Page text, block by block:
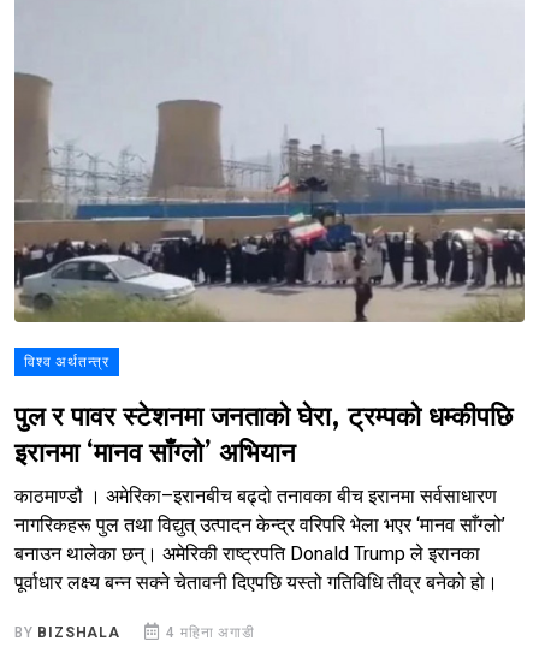
विश्व अर्थतन्त्र
पुल र पावर स्टेशनमा जनताको घेरा, ट्रम्पको धम्कीपछि
इरानमा ‘मानव साँग्लो’ अभियान
काठमाण्डौ । अमेरिका–इरानबीच बढ्दो तनावका बीच इरानमा सर्वसाधारण
नागरिकहरू पुल तथा विद्युत् उत्पादन केन्द्र वरिपरि भेला भएर ‘मानव साँग्लो’
बनाउन थालेका छन्। अमेरिकी राष्ट्रपति Donald Trump ले इरानका
पूर्वाधार लक्ष्य बन्न सक्ने चेतावनी दिएपछि यस्तो गतिविधि तीव्र बनेको हो।
BY BIZSHALA 4 महिना अगाडी